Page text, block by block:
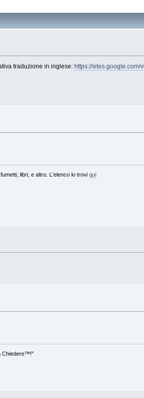
traduzione in inglese: https://sites.google.com/
libri, e altro. L'elenco lo trovi qui
Chiedere™!"